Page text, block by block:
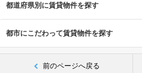
都道府県別に賃貸物件を探す
都市にこだわって賃貸物件を探す
前のページへ戻る